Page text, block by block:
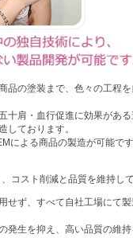
品の塗装まで、色々の工程
十肩・血行促進に効果があ
しております。
による商品の製造が可能です
せず、すべて自社工場にて
発生を抑え、高い品質の維